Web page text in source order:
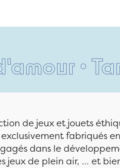
Tant pis
de jeux et jouets
fabriqués
dans le
jeux de plein air, ... et